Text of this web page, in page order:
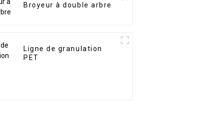
Broyeur à double arbre
Ligne de granulation
PET